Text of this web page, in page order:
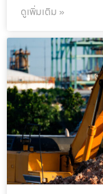
ดูเพิ่มเติม »